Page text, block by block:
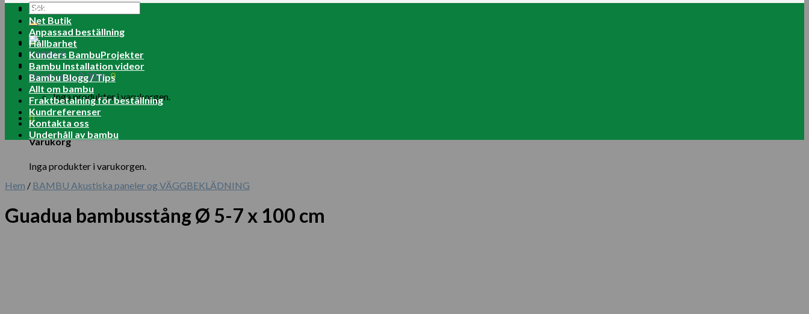
Sök
efter:
Logga in
Varukorg /0.00kr 0
Inga produkter i varukorgen.
0
Varukorg
Inga produkter i varukorgen.
Home
Net Butik
Anpassad beställning
Hållbarhet
Kunders BambuProjekter
Bambu Installation videor
Bambu Blogg / Tips
Allt om bambu
Fraktbetalning för beställning
Kundreferenser
Kontakta oss
Underhåll av bambu
Hem / BAMBU Akustiska paneler og VÄGGBEKLÄDNING
Guadua bambusstång Ø 5-7 x 100 cm